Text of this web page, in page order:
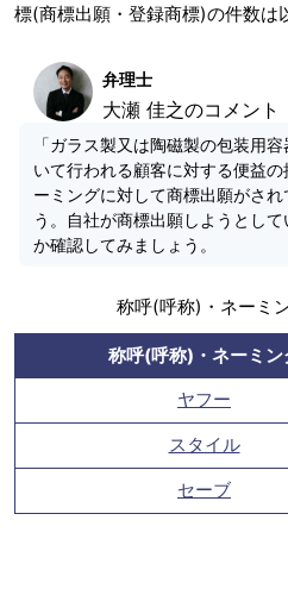
標(商標出願・登録商標)の件数は
弁理士
大瀬 佳之のコメント
「ガラス製又は陶磁製の包装用
いて行われる顧客に対する便益
ーミングに対して商標出願がさ
う。自社が商標出願しようとし
か確認してみましょう。
称呼(呼称)・ネーミ
称呼(呼称)・ネーミン
ヤフー
スタイル
セーブ